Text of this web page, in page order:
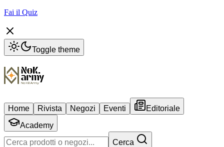
Fai il Quiz
Toggle theme
Home Rivista Negozi Eventi
Editoriale
Academy
Cerca